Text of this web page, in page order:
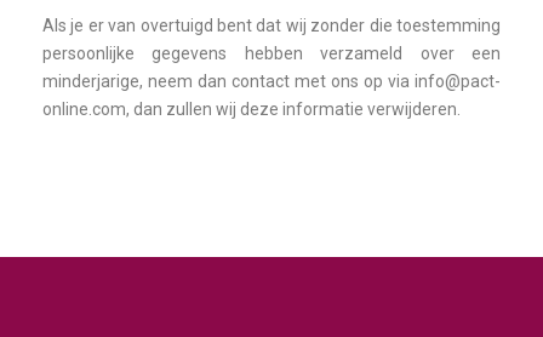
Als je er van overtuigd bent dat wij zonder die toestemming
persoonlijke gegevens hebben verzameld over een
minderjarige, neem dan contact met ons op via info@pact-
online.com, dan zullen wij deze informatie verwijderen.